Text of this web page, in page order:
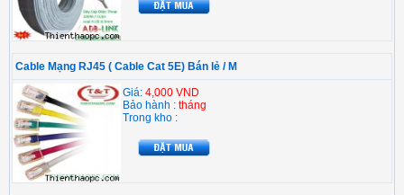
Cable Mạng RJ45 ( Cable Cat 5E) Bán lẻ / M
Giá: 4,000 VND
Bảo hành : tháng
Trong kho :